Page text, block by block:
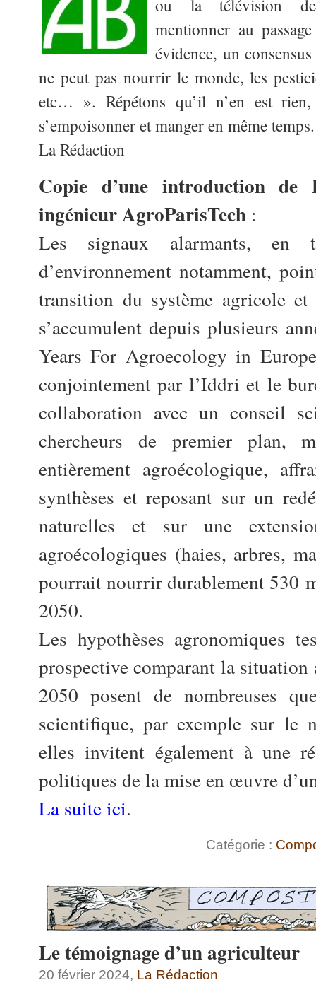
ou la télévision
mentionner au
évidence, un
ne peut pas nourrir le monde, les
etc… ». Répétons qu’il n’en est
s’empoisonner et manger en même temps.
La Rédaction
Copie d’une introduction de
ingénieur AgroParisTech :
Les signaux alarmants, en
d’environnement notamment,
transition du système agricole
s’accumulent depuis plusieurs
Years For Agroecology in
conjointement par l’Iddri et le
collaboration avec un conseil
chercheurs de premier plan,
entièrement agroécologique,
synthèses et reposant sur un
naturelles et sur une
agroécologiques (haies, arbres,
pourrait nourrir durablement 530
2050.
Les hypothèses agronomiques
prospective comparant la situation
2050 posent de nombreuses
scientifique, par exemple sur le
elles invitent également à une
politiques de la mise en œuvre
La suite ici.
Catégorie :
Le témoignage d’un agriculteur
20 février 2024, La Rédaction